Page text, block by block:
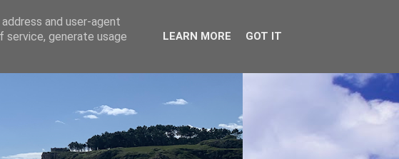
and user-agent
service, generate usage
LEARN MORE GOT IT